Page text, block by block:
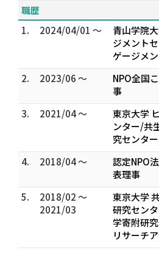
職歴
1.
2024/04/01 ～
青山学院
ジメント
ゲージメ
2.
2023/06 ～
NPO全国
事
3.
2021/04 ～
東京大学
ンター/共
究センタ
4.
2018/04 ～
認定NPO
表理事
5.
2018/02 ～
2021/03
東京大学
研究セン
学寄附研
リサーチ